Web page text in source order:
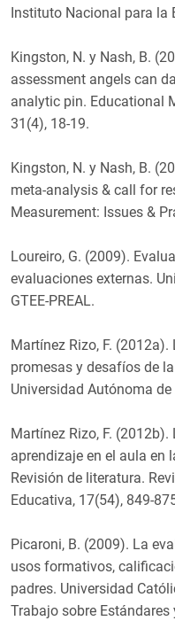
Instituto Nacional para la
Kingston, N. y Nash, B.
assessment angels can
analytic pin. Educational
31(4), 18-19.
Kingston, N. y Nash, B.
meta-analysis & call for
Measurement: Issues &
Loureiro, G. (2009).
evaluaciones externas.
GTEE-PREAL.
Martínez Rizo, F.
promesas y desafíos de
Universidad Autónoma
Martínez Rizo, F.
aprendizaje en el aula en
Revisión de literatura.
Educativa, 17(54), 849-
Picaroni, B. (2009). La
usos formativos,
padres. Universidad
Trabajo sobre Estándares